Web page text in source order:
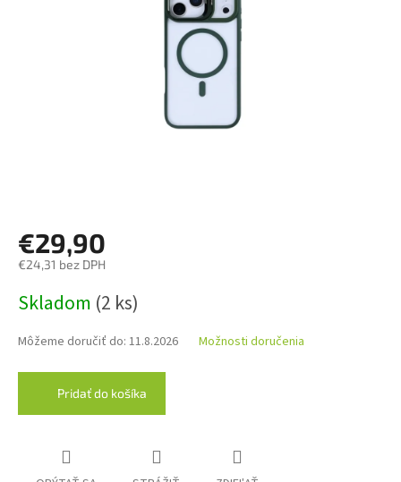
€29,90
€24,31 bez DPH
cena:
Skladom (2 ks)
Môžeme doručiť do: 11.8.2026 Možnosti doručenia
Pridať do košíka